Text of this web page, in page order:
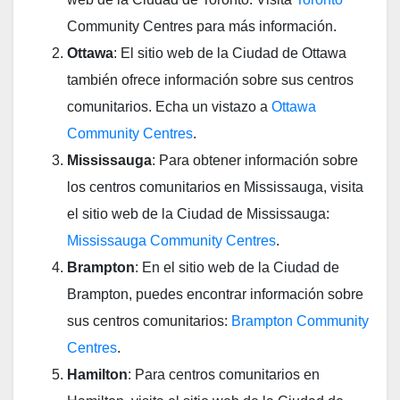
Community Centres para más información.
Ottawa: El sitio web de la Ciudad de Ottawa
también ofrece información sobre sus centros
comunitarios. Echa un vistazo a Ottawa
Community Centres.
Mississauga: Para obtener información sobre
los centros comunitarios en Mississauga, visita
el sitio web de la Ciudad de Mississauga:
Mississauga Community Centres.
Brampton: En el sitio web de la Ciudad de
Brampton, puedes encontrar información sobre
sus centros comunitarios: Brampton Community
Centres.
Hamilton: Para centros comunitarios en